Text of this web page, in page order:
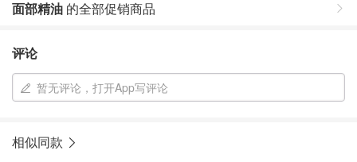
面部精油 的全部促销商品
评论
暂无评论，打开App写评论
相似同款